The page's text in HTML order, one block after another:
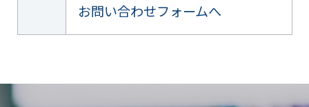
お問い合わせフォームへ